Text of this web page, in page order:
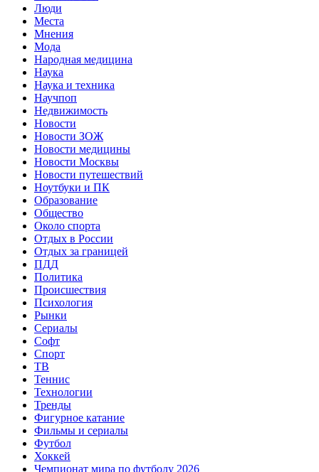
Люди
Места
Мнения
Мода
Народная медицина
Наука
Наука и техника
Научпоп
Недвижимость
Новости
Новости ЗОЖ
Новости медицины
Новости Москвы
Новости путешествий
Ноутбуки и ПК
Образование
Общество
Около спорта
Отдых в России
Отдых за границей
ПДД
Политика
Происшествия
Психология
Рынки
Сериалы
Софт
Спорт
ТВ
Теннис
Технологии
Тренды
Фигурное катание
Фильмы и сериалы
Футбол
Хоккей
Чемпионат мира по футболу 2026